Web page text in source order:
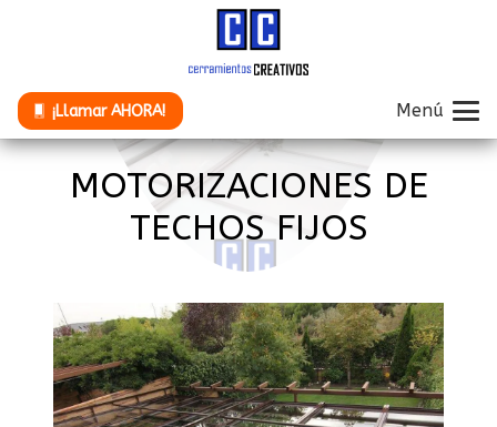
¡Llamar AHORA! Menú
MOTORIZACIONES DE
TECHOS FIJOS